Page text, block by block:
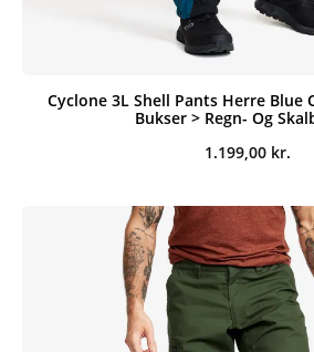
Cyclone 3L Shell Pants Herre Blue
Bukser > Regn- Og
1.199,00 kr.